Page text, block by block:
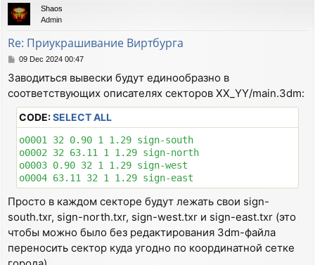
Shaos
Admin
Re: Приукрашивание Виртбурга
P
s
t
09 Dec 2024 00:47
Заводиться вывески будут единообразно в
соответствующих описателях секторов XX_YY/main.3dm:
CODE:SELECT ALL
o0001 32 0.90 1 1.29 sign-south
o0002 32 63.11 1 1.29 sign-north
o0003 0.90 32 1 1.29 sign-west
Просто в каждом секторе будут лежать свои sign-
south.txr, sign-north.txr, sign-west.txr и sign-east.txr (это
чтобы можно было без редактирования 3dm-файла
переносить сектор куда угодно по координатной сетке